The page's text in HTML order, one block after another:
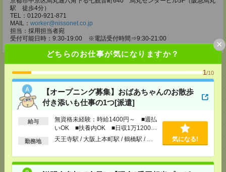
どちらのお仕事が気になりますか？
1/10
【オープニング募集】おばあちゃんのお散歩
付き添いも仕事の1つ[派遣]
給与
無資格未経験：時給1400円～ ■週払
いOK ■扶養内OK ■日収1万1200円
以上
勤務地 天王寺駅 / 大阪上本町駅 / 鶴橋駅 / … 気になる!
×
駅 徒歩4分）
TEL：0120-921-871
MAIL： worker@nissonet.co.jp
担当：採用担当者宛
受付可能日時：9:30-19:00 ※電話受付時間⇒9:30-21:00
応募ページへ
気になる！
メールで送る LINEで送る